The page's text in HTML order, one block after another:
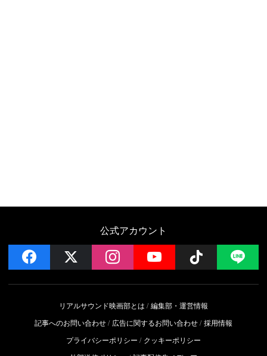
公式アカウント
facebook instagramYouTube Follow
リアルサウンド映画部とは
編集部・運営情報
記事へのお問い合わせ
広告に関するお問い合わせ 採用情報
プライバシーポリシー
クッキーポリシー